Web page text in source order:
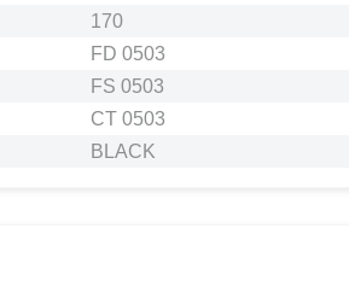
170
FD 0503
FS 0503
CT 0503
BLACK